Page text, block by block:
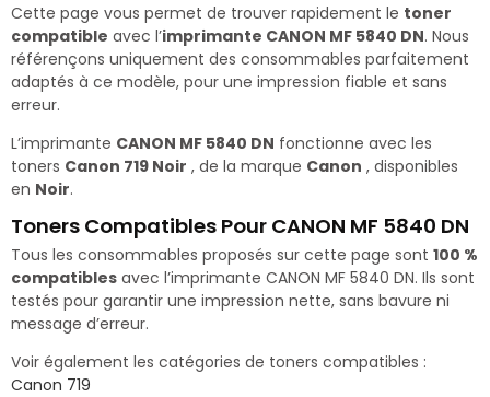
Cette page vous permet de trouver rapidement le toner
compatible avec l’imprimante CANON MF 5840 DN. Nous
référençons uniquement des consommables parfaitement
adaptés à ce modèle, pour une impression fiable et sans
erreur.
L’imprimante CANON MF 5840 DN fonctionne avec les
toners Canon 719 Noir , de la marque Canon , disponibles
en Noir.
Toners Compatibles Pour CANON MF 5840 DN
Tous les consommables proposés sur cette page sont 100 %
compatibles avec l’imprimante CANON MF 5840 DN. Ils sont
testés pour garantir une impression nette, sans bavure ni
message d’erreur.
Voir également les catégories de toners compatibles :
Canon 719